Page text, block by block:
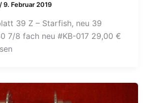
/9. Februar 2019
39 Z – Starfish, neu 39
7/8 fach neu #KB-017 29,00 €